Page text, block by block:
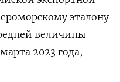
эталону
⁠величины
2023 года,